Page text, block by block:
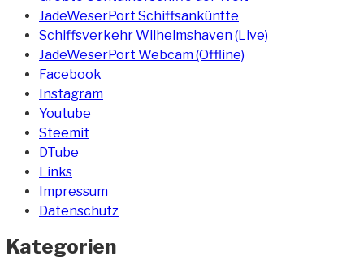
JadeWeserPort Schiffsankünfte
Schiffsverkehr Wilhelmshaven (Live)
JadeWeserPort Webcam (Offline)
Facebook
Instagram
Youtube
Steemit
DTube
Links
Impressum
Datenschutz
Kategorien